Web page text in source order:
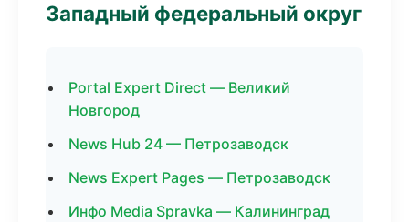
Западный федеральный округ
Portal Expert Direct — Великий
Новгород
News Hub 24 — Петрозаводск
News Expert Pages — Петрозаводск
Инфо Media Spravka — Калининград